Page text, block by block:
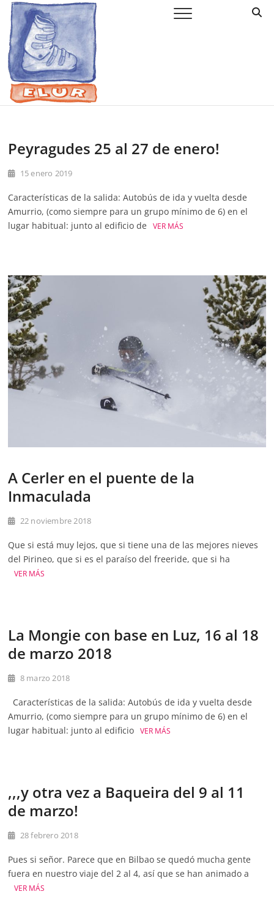
Saltar
contenido
Elur Taldea
EL CLUB DE ESQUÍ DE AMURRIO Y AYALA
Peyragudes 25 al 27 de enero!
15 enero 2019
Características de la salida: Autobús de ida y vuelta desde
Amurrio, (como siempre para un grupo mínimo de 6) en el
lugar habitual: junto al edificio de
VER MÁS
A Cerler en el puente de la
Inmaculada
22 noviembre 2018
Que si está muy lejos, que si tiene una de las mejores nieves
del Pirineo, que si es el paraíso del freeride, que si ha
VER MÁS
La Mongie con base en Luz, 16 al 18
de marzo 2018
8 marzo 2018
Características de la salida: Autobús de ida y vuelta desde
Amurrio, (como siempre para un grupo mínimo de 6) en el
lugar habitual: junto al edificio
VER MÁS
,,,y otra vez a Baqueira del 9 al 11
de marzo!
28 febrero 2018
Pues si señor. Parece que en Bilbao se quedó mucha gente
fuera en nuestro viaje del 2 al 4, así que se han animado a
VER MÁS